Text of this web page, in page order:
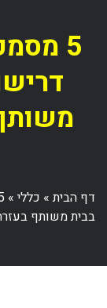
5
דף הבית» כללי»
בבית משותף